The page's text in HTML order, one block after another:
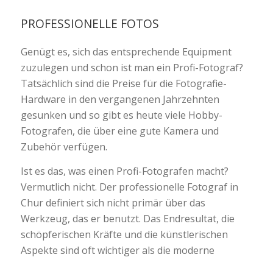
PROFESSIONELLE FOTOS
Genügt es, sich das entsprechende Equipment
zuzulegen und schon ist man ein Profi-Fotograf?
Tatsächlich sind die Preise für die Fotografie-
Hardware in den vergangenen Jahrzehnten
gesunken und so gibt es heute viele Hobby-
Fotografen, die über eine gute Kamera und
Zubehör verfügen.
Ist es das, was einen Profi-Fotografen macht?
Vermutlich nicht. Der professionelle Fotograf in
Chur definiert sich nicht primär über das
Werkzeug, das er benutzt. Das Endresultat, die
schöpferischen Kräfte und die künstlerischen
Aspekte sind oft wichtiger als die moderne